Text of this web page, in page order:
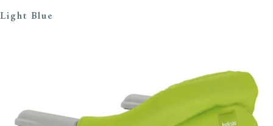
Light Blue